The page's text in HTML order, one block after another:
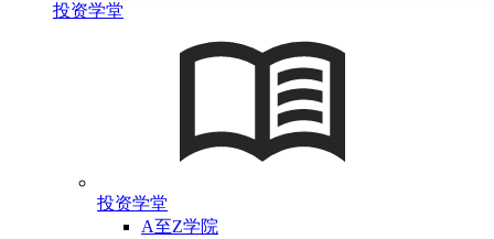
投资学堂
投资学堂
A至Z学院